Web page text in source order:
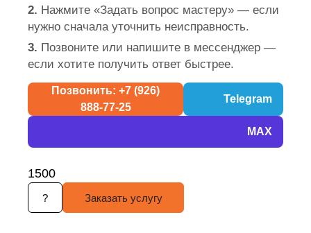
2. Нажмите «Задать вопрос мастеру» — если
нужно сначала уточнить неисправность.
3. Позвоните или напишите в мессенджер —
если хотите получить ответ быстрее.
Позвонить: +7 (926)
888-77-25
Telegram
MAX
1500
? Заказать услугу